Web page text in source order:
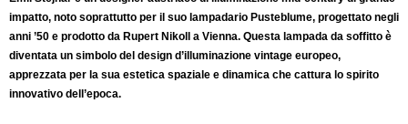
impatto, noto soprattutto per il suo lampadario Pusteblume, progettato negli
anni ’50 e prodotto da Rupert Nikoll a Vienna. Questa lampada da soffitto è
diventata un simbolo del design d’illuminazione vintage europeo,
apprezzata per la sua estetica spaziale e dinamica che cattura lo spirito
innovativo dell’epoca.